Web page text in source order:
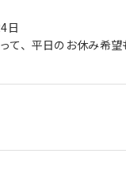
日
て、平日のお休み希望